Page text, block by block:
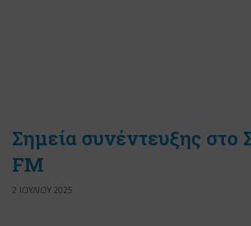
Σημεία συνέντευξης στο
FM
2 ΙΟΥΛΙΟΥ 2025